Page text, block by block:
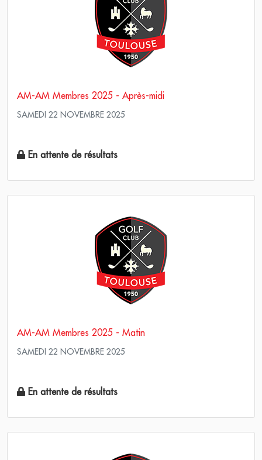
AM-AM Membres 2025 - Après-midi
SAMEDI 22 NOVEMBRE 2025
En attente de résultats
AM-AM Membres 2025 - Matin
SAMEDI 22 NOVEMBRE 2025
En attente de résultats